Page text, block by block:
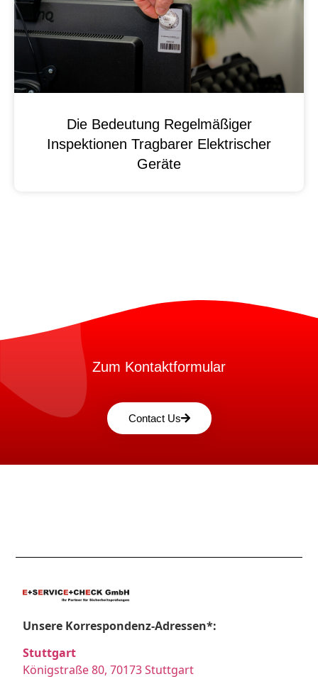
Die Bedeutung Regelmäßiger
Inspektionen Tragbarer Elektrischer
Geräte
Zum Kontaktformular
Contact Us
Unsere Korrespondenz-Adressen*:
Stuttgart
Königstraße 80, 70173 Stuttgart